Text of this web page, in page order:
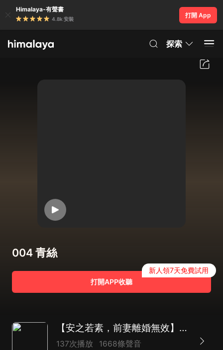
Himalaya-有聲書
4.8k 安裝
打開 App
探索
004 青絲
打開APP收聽
新人領7天免費試用
【安之若素，前妻離婚無效】豪門甜寵|霸道總裁|青梅竹馬
137次播放 1668條聲音